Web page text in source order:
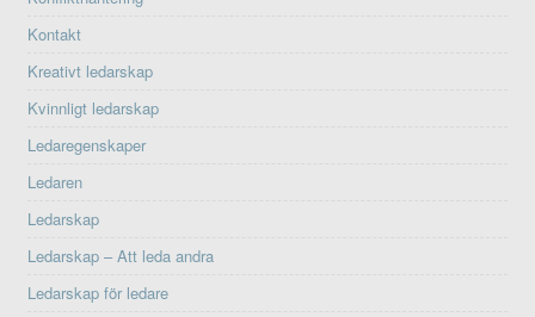
Kontakt
Kreativt ledarskap
Kvinnligt ledarskap
Ledaregenskaper
Ledaren
Ledarskap
Ledarskap – Att leda andra
Ledarskap för ledare